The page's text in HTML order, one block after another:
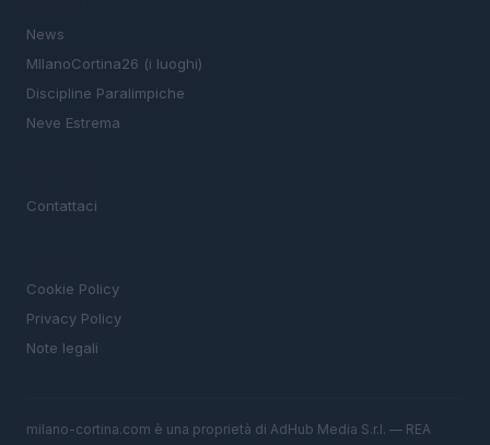
News
MIlanoCortina26 (i luoghi)
Discipline Paralimpiche
Neve Estrema
Contattaci
Cookie Policy
Privacy Policy
Note legali
milano-cortina.com è una proprietà di AdHub Media S.r.l. — REA